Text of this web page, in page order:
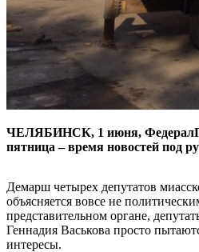
ЧЕЛЯБИНСК, 1 июня,
пятница – время новостей под
Демарш четырех депутатов
объясняется вовсе не
представительном органе,
Геннадия Васькова просто
интересы.